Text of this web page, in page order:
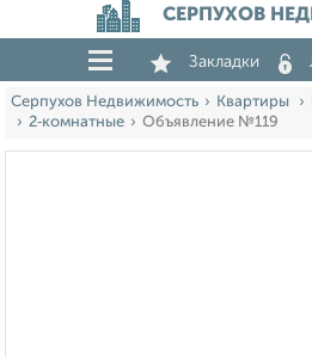
СЕРПУХОВ
Закладки
Серпухов Недвижимость Квартиры
2‑комнатные
Объявление №119